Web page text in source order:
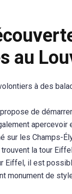
au
à des
de
sur les Champs-
la tour
Eiffel, il est
monument de